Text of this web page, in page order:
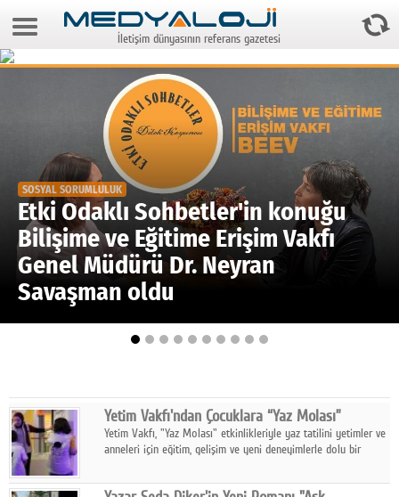
7 Ağustos 2026 23:05:03
Video Galeri
Gazeteler
Medya
Reyting-tiraj
Teknoloji
Televizyon
Facebook
Diziler
Karikatür
İletişim dünyasının referans gazetesi
SOSYAL SORUMLULUK
Etki Odaklı Sohbetler'in konuğu
Bilişime ve Eğitime Erişim Vakfı
Genel Müdürü Dr. Neyran
Savaşman oldu
Yetim Vakfı'ndan Çocuklara “Yaz Molası”
Yetim Vakfı, "Yaz Molası" etkinlikleriyle yaz tatilini yetimler ve
anneleri için eğitim, gelişim ve yeni deneyimlerle dolu bir